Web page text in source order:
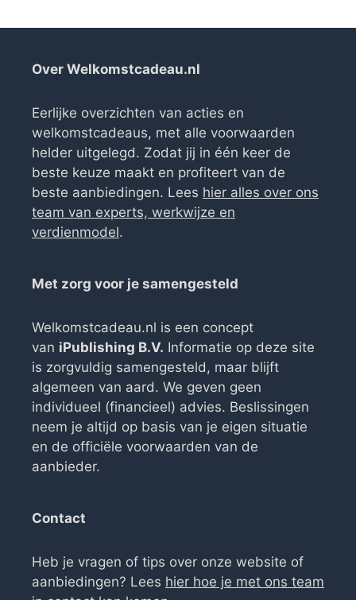
Over Welkomstcadeau.nl
Eerlijke overzichten van acties en
welkomstcadeaus, met alle voorwaarden
helder uitgelegd. Zodat jij in één keer de
beste keuze maakt en profiteert van de
beste aanbiedingen. Lees hier alles over ons
team van experts, werkwijze en
verdienmodel.
Met zorg voor je samengesteld
Welkomstcadeau.nl is een concept
van iPublishing B.V. Informatie op deze site
is zorgvuldig samengesteld, maar blijft
algemeen van aard. We geven geen
individueel (financieel) advies. Beslissingen
neem je altijd op basis van je eigen situatie
en de officiële voorwaarden van de
aanbieder.
Contact
Heb je vragen of tips over onze website of
aanbiedingen? Lees hier hoe je met ons team